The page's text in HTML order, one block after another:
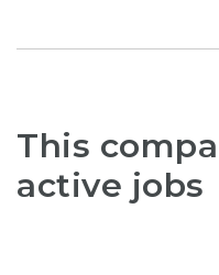
This
active jobs